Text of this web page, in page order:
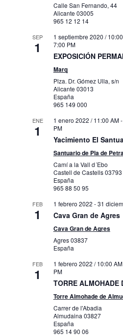
Calle San Fernando, 44
Alicante 03005
965 12 12 14
SEP
1
1 septiembre 2020 /
7:00 PM
EXPOSICIÓN
Marq
Plza. Dr. Gómez Ulla, s/n
Alicante 03013
España
965 149 000
ENE
1
1 enero 2022 / 11:00 AM-
PM
Yacimiento El
Santuario de Pla de
Camí a la Vall d´Ebo
Castell de Castells03793
España
965 88 50 95
FEB
1
1 febrero 2022 -31
Cava Gran de Agres
Cava Gran de Agres
Agres03837
España
FEB
1
1 febrero 2022 / 10:00 AM
PM
TORRE ALMOHADE
Torre Almohade de
Carrer de l'Abadia
Almudaina 03827
España
965 14 90 06